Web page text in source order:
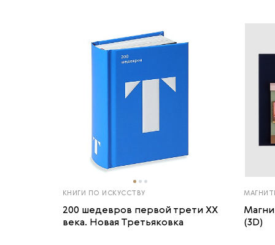
КНИГИ ПО ИСКУССТВУ
200 шедевров первой трети ХХ
века. Новая Третьяковка
(3D)